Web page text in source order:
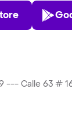
Store
--- Calle 63 #